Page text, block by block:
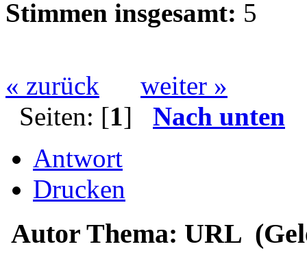
Stimmen insgesamt: 5
« zurück
weiter »
Seiten: [1] Nach unten
Antwort
Drucken
Autor Thema: URL